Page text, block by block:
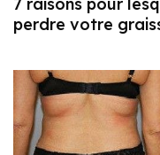
7 raisons pour
perdre votre